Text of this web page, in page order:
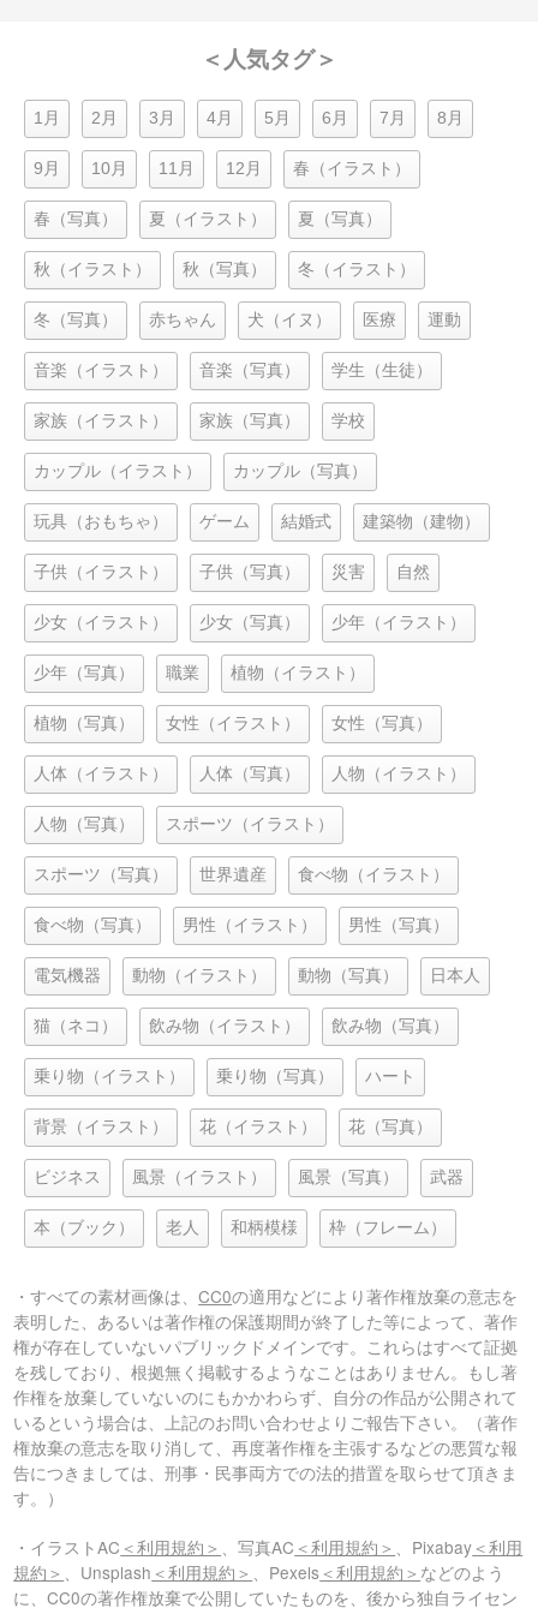
＜人気タグ＞
1月 2月 3月 4月 5月 6月 7月 8月
9月 10月 11月 12月 春（イラスト）
春（写真） 夏（イラスト） 夏（写真）
秋（イラスト） 秋（写真） 冬（イラスト）
冬（写真） 赤ちゃん 犬（イヌ） 医療 運動
音楽（イラスト） 音楽（写真） 学生（生徒）
家族（イラスト） 家族（写真） 学校
カップル（イラスト） カップル（写真）
玩具（おもちゃ） ゲーム 結婚式 建築物（建物）
子供（イラスト） 子供（写真） 災害 自然
少女（イラスト） 少女（写真） 少年（イラスト）
少年（写真） 職業 植物（イラスト）
植物（写真） 女性（イラスト） 女性（写真）
人体（イラスト） 人体（写真） 人物（イラスト）
人物（写真） スポーツ（イラスト）
スポーツ（写真） 世界遺産 食べ物（イラスト）
食べ物（写真） 男性（イラスト） 男性（写真）
電気機器 動物（イラスト） 動物（写真） 日本人
猫（ネコ） 飲み物（イラスト） 飲み物（写真）
乗り物（イラスト） 乗り物（写真） ハート
背景（イラスト） 花（イラスト） 花（写真）
ビジネス 風景（イラスト） 風景（写真） 武器
本（ブック） 老人 和柄模様 枠（フレーム）
・すべての素材画像は、CC0の適用などにより著作権放棄の意志を
表明した、あるいは著作権の保護期間が終了した等によって、著作
権が存在していないパブリックドメインです。これらはすべて証拠
を残しており、根拠無く掲載するようなことはありません。もし著
作権を放棄していないのにもかかわらず、自分の作品が公開されて
いるという場合は、上記のお問い合わせよりご報告下さい。（著作
権放棄の意志を取り消して、再度著作権を主張するなどの悪質な報
告につきましては、刑事・民事両方での法的措置を取らせて頂きま
す。）
・イラストAC ＜利用規約＞ 、写真AC ＜利用規約＞ 、Pixabay ＜利用
規約＞
、Unsplash ＜利用規約＞ 、Pexels ＜利用規約＞ などのよう
に、CC0の著作権放棄で公開していたものを、後から独自ライセン